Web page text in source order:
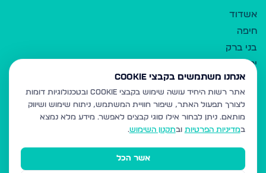
אשדוד
חיפה
בני ברק
ירושלים
אלעד
גבעת זאב
בית שמש
רכסים
מודיעין עילית
אנחנו משתמשים בקבצי Cookie
אתר רשות היחיד עושה שימוש בקבצי Cookie ובטכנולוגיות דומות
לצורך תפעול האתר, שיפור חוויית המשתמש, ניתוח שימוש ושיווק
מותאם. ניתן לבחור אילו סוגי קבצים לאפשר. מידע מלא נמצא
במדיניות הפרטיות ובתקנון השימוש.
אשר הכל